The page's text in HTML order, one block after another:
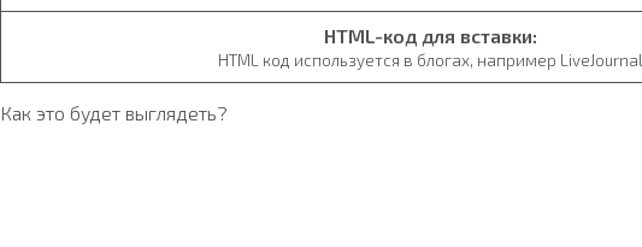
HTML-код для вставки:
HTML код используется в блогах, например LiveJournal
Как это будет выглядеть?